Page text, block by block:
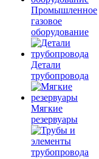
Промышленное
газовое
оборудование
Детали
трубопровода
Мягкие
резервуары